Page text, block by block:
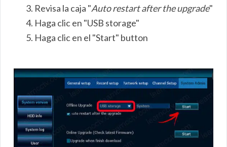
Revisa la caja "Auto restart after the upgrade"
Haga clic en "USB storage"
Haga clic en el "Start" button